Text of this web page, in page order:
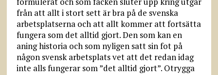
från att allt i stort sett är bra på de svenska
arbetsplatserna och att allt kommer att fortsätta
fungera som det alltid gjort. Den som kan en
aning historia och som nyligen satt sin fot på
någon svensk arbetsplats vet att det redan idag
inte alls fungerar som ”det alltid gjort”. Otrygga